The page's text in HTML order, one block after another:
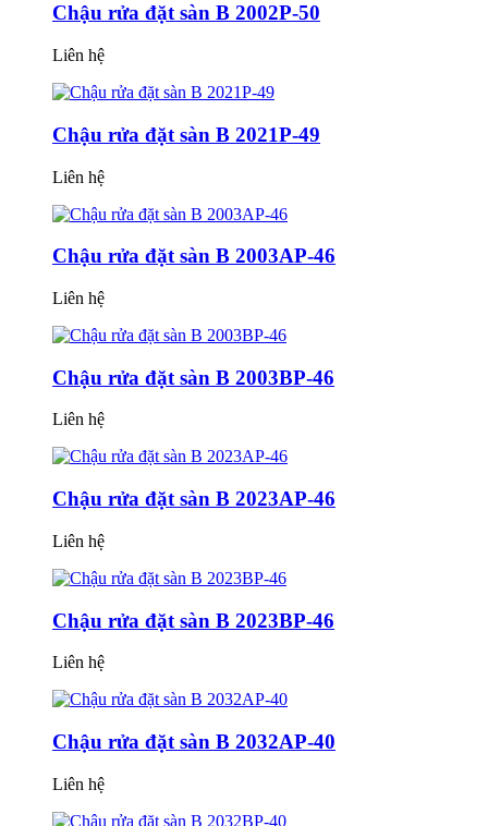
Chậu rửa đặt sàn B 2002P-50
Liên hệ
Chậu rửa đặt sàn B 2021P-49
Liên hệ
Chậu rửa đặt sàn B 2003AP-46
Liên hệ
Chậu rửa đặt sàn B 2003BP-46
Liên hệ
Chậu rửa đặt sàn B 2023AP-46
Liên hệ
Chậu rửa đặt sàn B 2023BP-46
Liên hệ
Chậu rửa đặt sàn B 2032AP-40
Liên hệ